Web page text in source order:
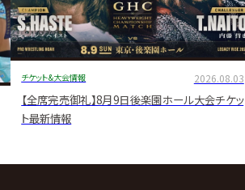
チケット&大会情報 2026.08.03
【全席完売御礼】8月9日後楽園ホール大会チケッ
ト最新情報